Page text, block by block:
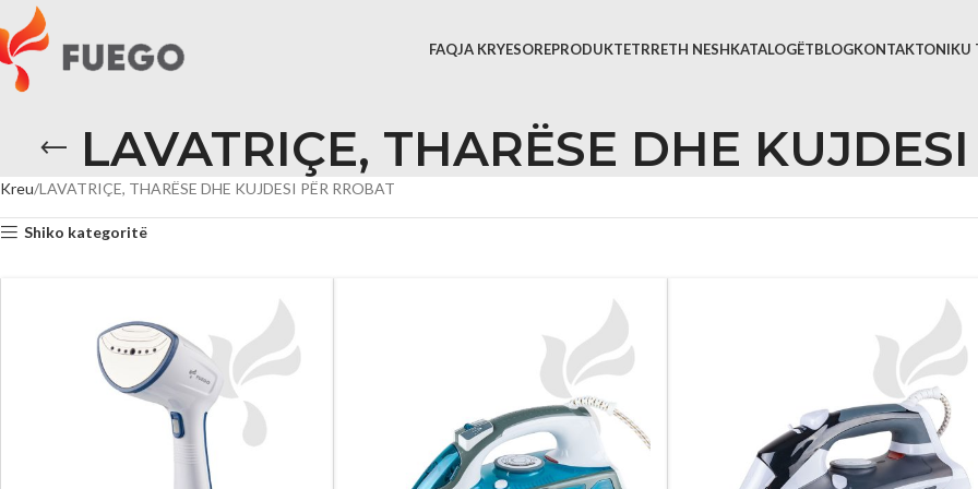
FAQJA KRYESOREPRODUKTETRRETH NESHKATALOGËTBLOGKONTAKTONIKU
LAVATRIÇE, THARËSE DHE
Kreu LAVATRIÇE, THARËSE DHE KUJDESI PËR RROBAT
Shiko kategoritë